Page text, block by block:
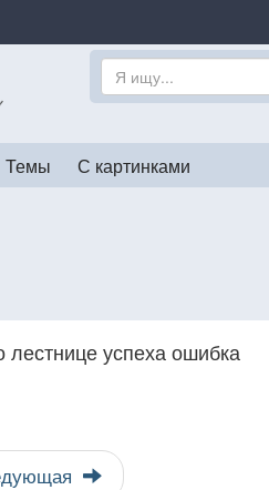
Темы С картинками
успеха ошибка